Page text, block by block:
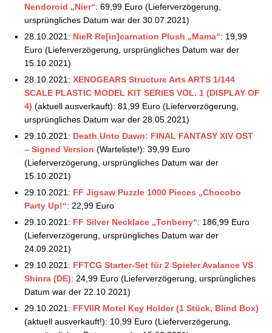
Nendoroid „Nier“: 69,99 Euro (Lieferverzögerung,
ursprüngliches Datum war der 30.07.2021)
28.10.2021: NieR Re[in]carnation Plush „Mama“: 19,99
Euro (Lieferverzögerung, ursprüngliches Datum war der
15.10.2021)
28.10.2021: XENOGEARS Structure Arts ARTS 1/144
SCALE PLASTIC MODEL KIT SERIES VOL. 1 (DISPLAY OF
4) (aktuell ausverkauft): 81,99 Euro (Lieferverzögerung,
ursprüngliches Datum war der 28.05.2021)
29.10.2021: Death Unto Dawn: FINAL FANTASY XIV OST
– Signed Version (Warteliste!): 39,99 Euro
(Lieferverzögerung, ursprüngliches Datum war der
15.10.2021)
29.10.2021: FF Jigsaw Puzzle 1000 Pieces „Chocobo
Party Up!“: 22,99 Euro
29.10.2021: FF Silver Necklace „Tonberry“: 186,99 Euro
(Lieferverzögerung, ursprüngliches Datum war der
24.09.2021)
29.10.2021: FFTCG Starter-Set für 2 Spieler Avalance VS
Shinra (DE): 24,99 Euro (Lieferverzögerung, ursprüngliches
Datum war der 22.10.2021)
29.10.2021: FFVIIR Motel Key Holder (1 Stück, Blind Box)
(aktuell ausverkauft!): 10,99 Euro (Lieferverzögerung,